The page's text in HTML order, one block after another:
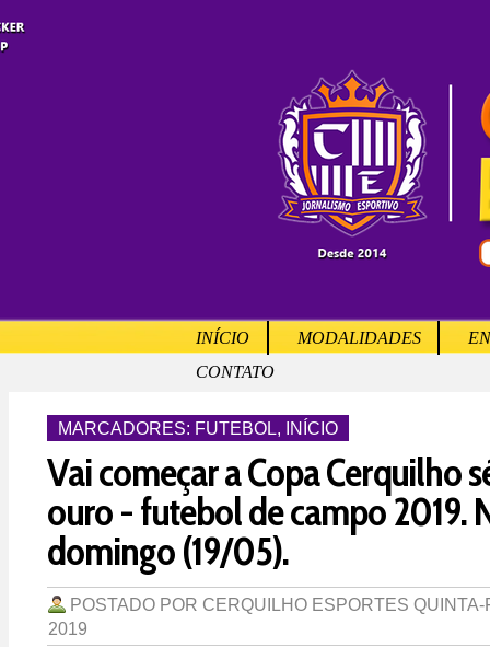
INÍCIO MODALIDADES
CONTATO
MARCADORES: FUTEBOL, INÍCIO
Vai começar a Copa Cerquilho
ouro - futebol de campo 2019.
domingo (19/05).
POSTADO POR CERQUILHO ESPORTES QUINTA-
2019